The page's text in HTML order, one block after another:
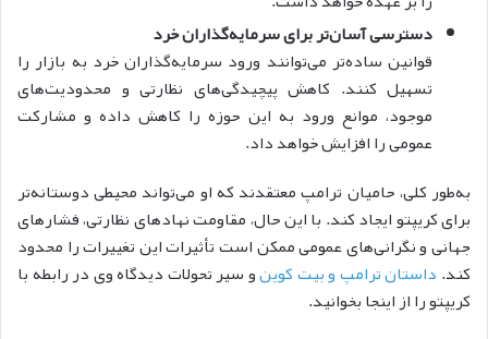
دسترسی آسان‌تر برای سرمایه‌گذاران خرد
قوانین ساده‌تر می‌توانند ورود سرمایه‌گذاران خرد به بازار را
تسهیل کنند. کاهش پیچیدگی‌های نظارتی و محدودیت‌های
موجود، موانع ورود به این حوزه را کاهش داده و مشارکت
عمومی را افزایش خواهد داد.
به‌طور کلی، حامیان ترامپ معتقدند که او می‌تواند محیطی دوستانه‌تر
برای کریپتو ایجاد کند. با این حال، مقاومت نهادهای نظارتی، فشارهای
جهانی و نگرانی‌های عمومی ممکن است تأثیرات این تغییرات را محدود
کند. داستان ترامپ و بیت کوینو سیر تحولات دیدگاه وی در رابطه با
کریپتو را از اینجا بخوانید.